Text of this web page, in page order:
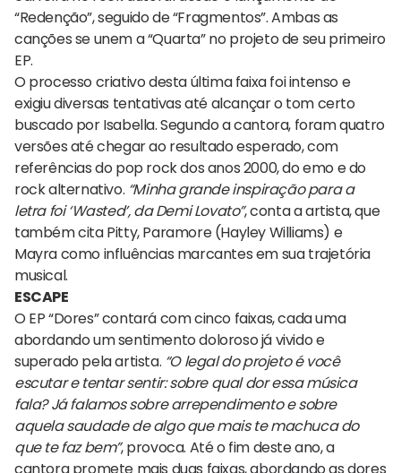
“Redenção”, seguido de “Fragmentos”. Ambas as
canções se unem a “Quarta” no projeto de seu primeiro
EP.
O processo criativo desta última faixa foi intenso e
exigiu diversas tentativas até alcançar o tom certo
buscado por Isabella. Segundo a cantora, foram quatro
versões até chegar ao resultado esperado, com
referências do pop rock dos anos 2000, do emo e do
rock alternativo. “Minha grande inspiração para a
letra foi ‘Wasted’, da Demi Lovato”, conta a artista, que
também cita Pitty, Paramore (Hayley Williams) e
Mayra como influências marcantes em sua trajetória
musical.
ESCAPE
O EP “Dores” contará com cinco faixas, cada uma
abordando um sentimento doloroso já vivido e
superado pela artista. “O legal do projeto é você
escutar e tentar sentir: sobre qual dor essa música
fala? Já falamos sobre arrependimento e sobre
aquela saudade de algo que mais te machuca do
que te faz bem”, provoca. Até o fim deste ano, a